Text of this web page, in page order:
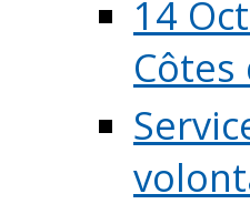
14
Côtes